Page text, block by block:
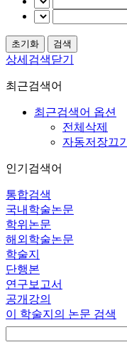
상세검색닫기
최근검색어
최근검색어 옵션
전체삭제
자동저장끄기
인기검색어
통합검색
국내학술논문
학위논문
해외학술논문
학술지
단행본
연구보고서
공개강의
이 학술지의 논문 검색